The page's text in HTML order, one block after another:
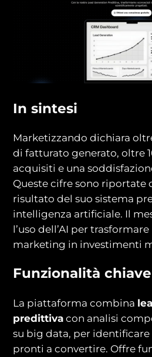
In sintesi
Marketizzando dichiara
di fatturato generato, oltre
acquisiti e una
Queste cifre sono riportate
risultato del suo sistema
intelligenza artificiale. Il
l’uso dell’AI per trasformare
marketing in investimenti
Funzionalità chiave
La piattaforma combina
predittiva con analisi
su big data, per
pronti a convertire. Offre